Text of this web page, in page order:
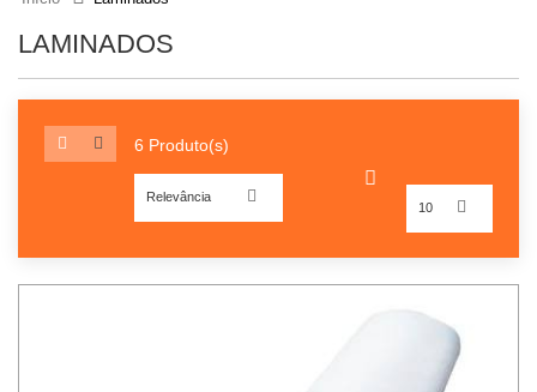
LAMINADOS
6 Produto(s)
10
Relevância